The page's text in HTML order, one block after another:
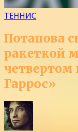
ТЕННИС
Потапова
ракеткой
четвертом
Гаррос»